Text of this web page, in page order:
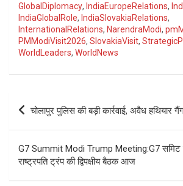
GlobalDiplomacy, IndiaEuropeRelations,
IndiaGlobalRole, IndiaSlovakiaRelations,
InternationalRelations, NarendraModi,
PMModiVisit2026, SlovakiaVisit,
WorldLeaders, WorldNews
Post
navigation
चोलापुर पुलिस की बड़ी कार्रवाई, अवैध हथियार
G7 Summit Modi Trump Meeting:G7 समिट
राष्ट्रपति ट्रंप की द्विपक्षीय बैठक आज